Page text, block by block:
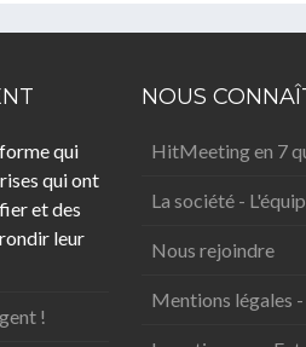
qui
qui ont
et des
leur
!
NOUS
HitMeeting en 7
La société -
Nous rejoindre
Mentions légales